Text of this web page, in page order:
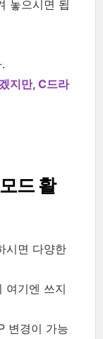
놓으시면 됩
지만, C드라
드 활
시면 다양한
여기엔 쓰지
변경이 가능